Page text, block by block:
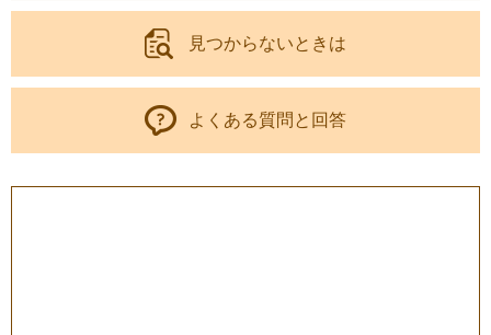
見つからないときは
よくある質問と回答